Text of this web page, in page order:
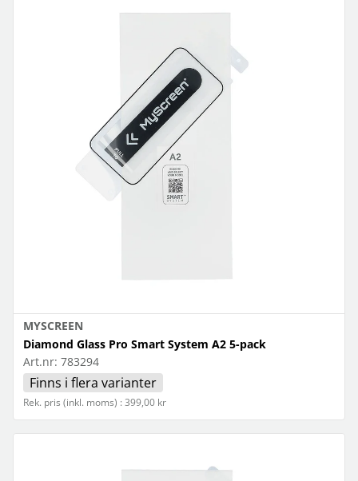
MYSCREEN
Diamond Glass Pro Smart System A2 5-pack
Art.nr: 783294
Finns i flera varianter
Rek. pris (inkl. moms) : 399,00 kr